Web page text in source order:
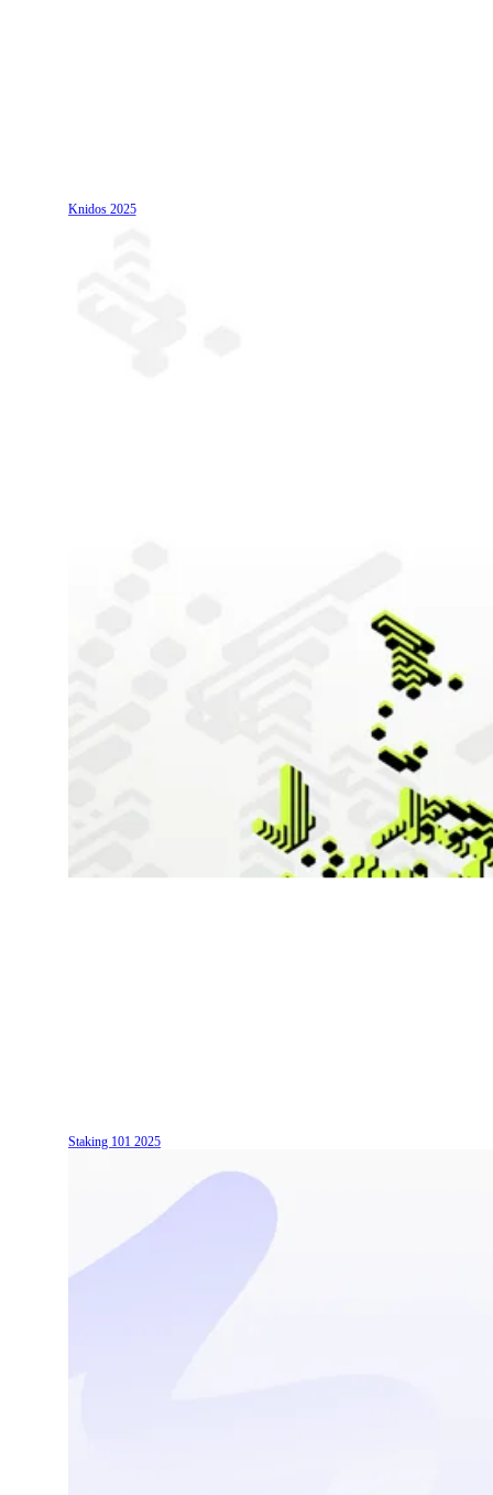
Knidos 2025
Staking 101 2025